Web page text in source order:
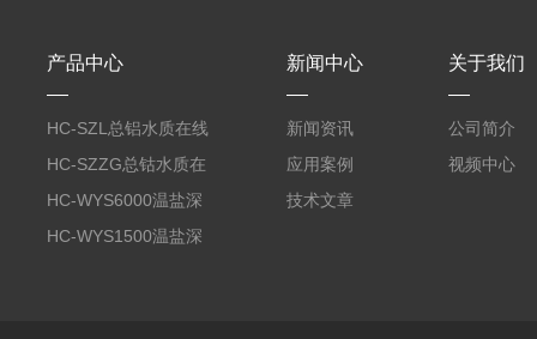
产品中心
HC-SZL总铝水质在线
分析仪
HC-SZZG总钴水质在
线分析仪
HC-WYS6000温盐深
分析仪
HC-WYS1500温盐深
新闻中心
新闻资讯
应用案例
技术文章
关于我们
公司简介
视频中心